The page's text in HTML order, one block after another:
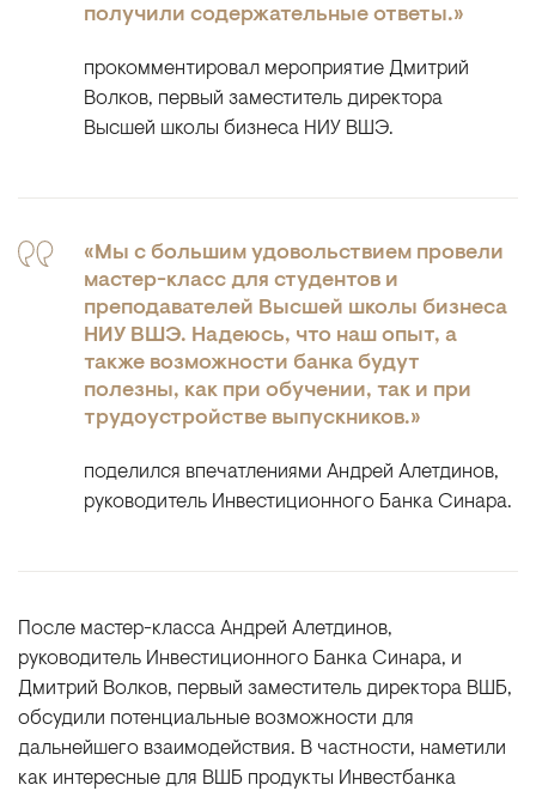
получили содержательные ответы.»
прокомментировал мероприятие Дмитрий
Волков, первый заместитель директора
Высшей школы бизнеса НИУ ВШЭ.
«Мы с большим удовольствием провели
мастер-класс для студентов и
преподавателей Высшей школы бизнеса
НИУ ВШЭ. Надеюсь, что наш опыт, а
также возможности банка будут
полезны, как при обучении, так и при
трудоустройстве выпускников.»
поделился впечатлениями Андрей Алетдинов,
руководитель Инвестиционного Банка Синара.
После мастер-класса Андрей Алетдинов,
руководитель Инвестиционного Банка Синара, и
Дмитрий Волков, первый заместитель директора ВШБ,
обсудили потенциальные возможности для
дальнейшего взаимодействия. В частности, наметили
как интересные для ВШБ продукты Инвестбанка